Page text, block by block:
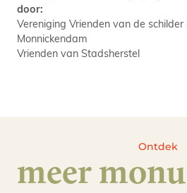
door:
Vereniging Vrienden van de
Monnickendam
Vrienden van Stadsherstel
Ontdek
meer